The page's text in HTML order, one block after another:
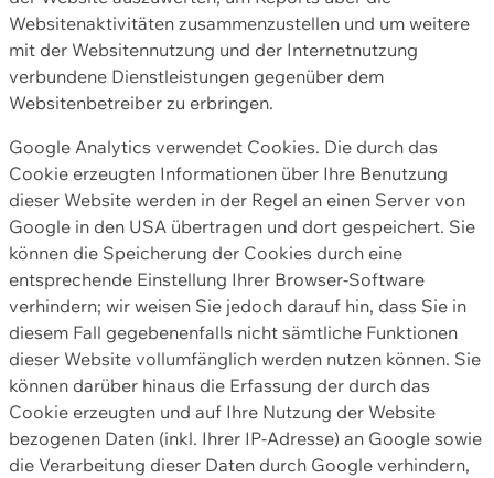
Websitenaktivitäten zusammenzustellen und um weitere
mit der Websitennutzung und der Internetnutzung
verbundene Dienstleistungen gegenüber dem
Websitenbetreiber zu erbringen.
Google Analytics verwendet Cookies. Die durch das
Cookie erzeugten Informationen über Ihre Benutzung
dieser Website werden in der Regel an einen Server von
Google in den USA übertragen und dort gespeichert. Sie
können die Speicherung der Cookies durch eine
entsprechende Einstellung Ihrer Browser-Software
verhindern; wir weisen Sie jedoch darauf hin, dass Sie in
diesem Fall gegebenenfalls nicht sämtliche Funktionen
dieser Website vollumfänglich werden nutzen können. Sie
können darüber hinaus die Erfassung der durch das
Cookie erzeugten und auf Ihre Nutzung der Website
bezogenen Daten (inkl. Ihrer IP-Adresse) an Google sowie
die Verarbeitung dieser Daten durch Google verhindern,